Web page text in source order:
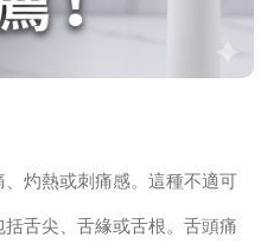
灼熱或刺痛感。這種不適可
舌尖、舌緣或舌根。舌頭痛